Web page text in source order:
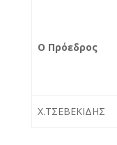
Ο Πρόεδρος
Χ.ΤΣΕΒΕΚΙΔΗΣ